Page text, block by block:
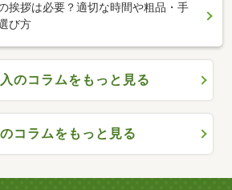
挨拶は必要？適切な時間や粗品・手
び方
のコラムをもっと見る
コラムをもっと見る